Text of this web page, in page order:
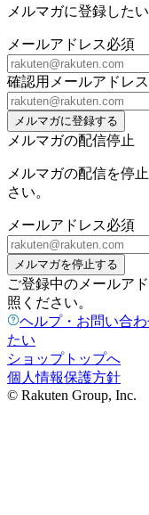
メルマガに登録した
メールアドレス必須
確認用メールアドレス
メルマガに登録する
メルマガの配信停止
メルマガの配信を停
さい。
メールアドレス必須
メルマガを停止する
ご登録中のメールア
照ください。
ヘルプ・お問い合
たい
ショップトップへ
個人情報保護方針
© Rakuten Group, Inc.